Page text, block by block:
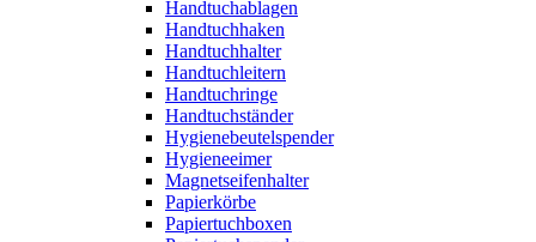
Handtuchablagen
Handtuchhaken
Handtuchhalter
Handtuchleitern
Handtuchringe
Handtuchständer
Hygienebeutelspender
Hygieneeimer
Magnetseifenhalter
Papierkörbe
Papiertuchboxen